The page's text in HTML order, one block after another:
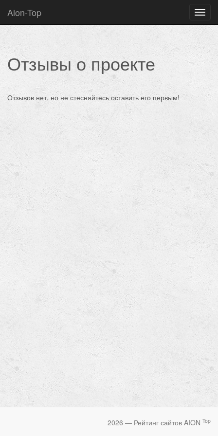
Aion-Top
Отзывы о проекте
Отзывов нет, но не стесняйтесь оставить его первым!
2026 — Рейтинг сайтов AION Top